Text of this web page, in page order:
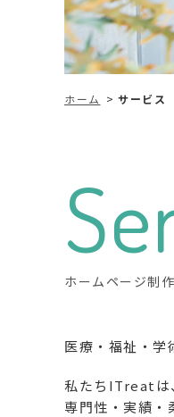
ホーム サービス
ホームページ制
医療・福祉・学
私たちITreatは
専門性・実績・